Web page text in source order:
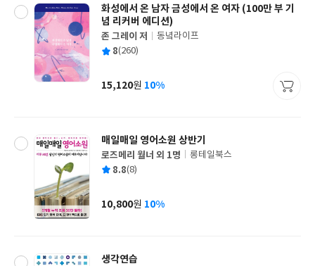
화성에서 온 남자 금성에서 온 여자 (100만 부 기
념 리커버 에디션)
글
쓴
존 그레이 저
출
사
동녘라이프
평 8(260)
가
15,120원 10%
매일매일 영어소원 상반기
글
쓴
로즈메리 월너 외 1명
출
사
롱테일북스
평 8.8(8)
가
10,800원 10%
생각연습